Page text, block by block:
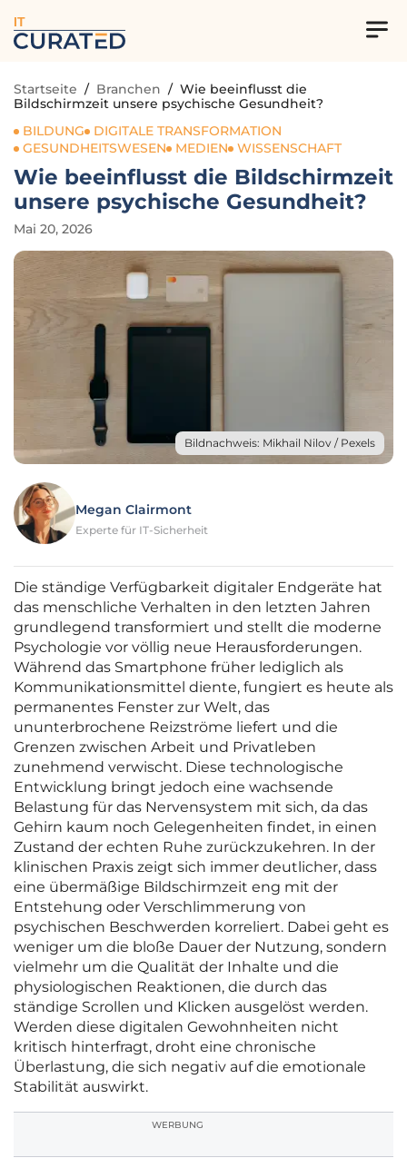
IT
Startseite / Branchen / Wie beeinflusst die
Bildschirmzeit unsere psychische Gesundheit?
BILDUNG
DIGITALE TRANSFORMATION
GESUNDHEITSWESEN
MEDIEN WISSENSCHAFT
Wie beeinflusst die Bildschirmzeit
unsere psychische Gesundheit?
Mai 20, 2026
Bildnachweis: Mikhail Nilov / Pexels
Megan Clairmont
Experte für IT-Sicherheit
Die ständige Verfügbarkeit digitaler Endgeräte hat
das menschliche Verhalten in den letzten Jahren
grundlegend transformiert und stellt die moderne
Psychologie vor völlig neue Herausforderungen.
Während das Smartphone früher lediglich als
Kommunikationsmittel diente, fungiert es heute als
permanentes Fenster zur Welt, das
ununterbrochene Reizströme liefert und die
Grenzen zwischen Arbeit und Privatleben
zunehmend verwischt. Diese technologische
Entwicklung bringt jedoch eine wachsende
Belastung für das Nervensystem mit sich, da das
Gehirn kaum noch Gelegenheiten findet, in einen
Zustand der echten Ruhe zurückzukehren. In der
klinischen Praxis zeigt sich immer deutlicher, dass
eine übermäßige Bildschirmzeit eng mit der
Entstehung oder Verschlimmerung von
psychischen Beschwerden korreliert. Dabei geht es
weniger um die bloße Dauer der Nutzung, sondern
vielmehr um die Qualität der Inhalte und die
physiologischen Reaktionen, die durch das
ständige Scrollen und Klicken ausgelöst werden.
Werden diese digitalen Gewohnheiten nicht
kritisch hinterfragt, droht eine chronische
Überlastung, die sich negativ auf die emotionale
Stabilität auswirkt.
WERBUNG